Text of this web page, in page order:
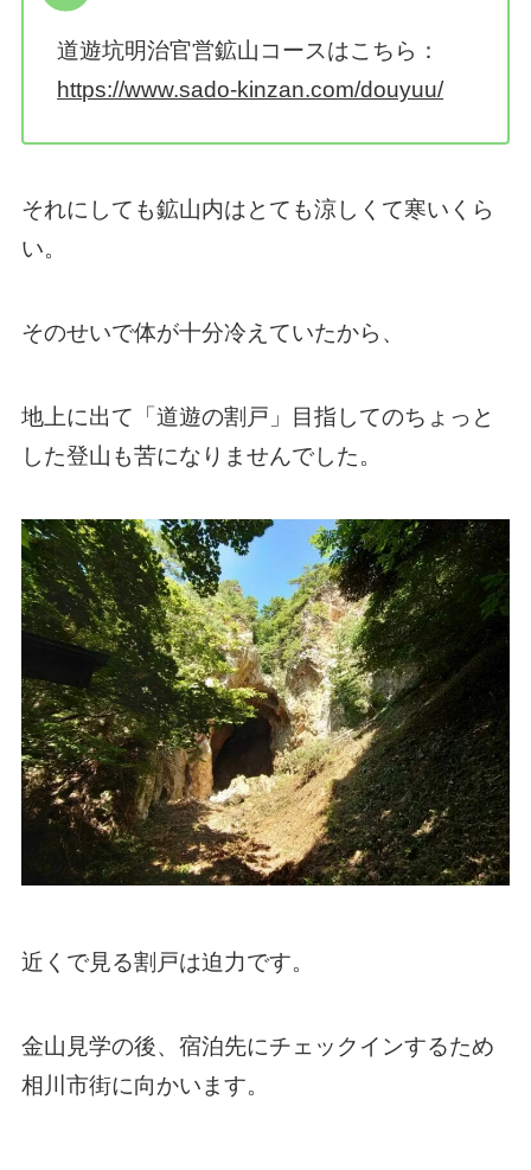
道遊坑明治官営鉱山コースはこちら：
https://www.sado-kinzan.com/douyuu/
それにしても鉱山内はとても涼しくて寒いくら
い。
そのせいで体が十分冷えていたから、
地上に出て「道遊の割戸」目指してのちょっと
した登山も苦になりませんでした。
近くで見る割戸は迫力です。
金山見学の後、宿泊先にチェックインするため
相川市街に向かいます。